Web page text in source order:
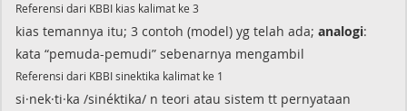
Referensi dari KBBI kias kalimat ke 3
kias temannya itu; 3 contoh (model) yg telah ada; analogi:
kata “pemuda-pemudi” sebenarnya mengambil
Referensi dari KBBI sinektika kalimat ke 1
si·nek·ti·ka /sinéktika/ n teori atau sistem tt pernyataan